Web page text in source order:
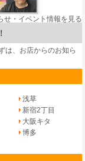
せ・イベント情報を見る
は、 お店からのお知ら
浅草
新宿2丁目
大阪キタ
博多